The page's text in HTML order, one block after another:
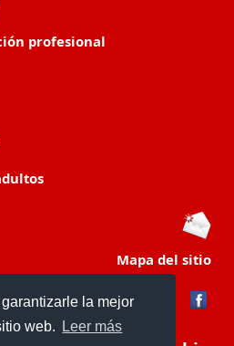
la mejor
web.
Leer más
profesional
Mapa del sitio